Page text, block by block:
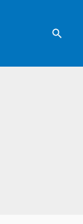
البحث